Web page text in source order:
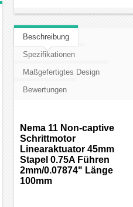
Beschreibung
Spezifikationen
Maßgefertigtes Design
Bewertungen
Nema 11 Non-captive
Schrittmotor
Linearaktuator 45mm
Stapel 0.75A Führen
2mm/0.07874" Länge
100mm